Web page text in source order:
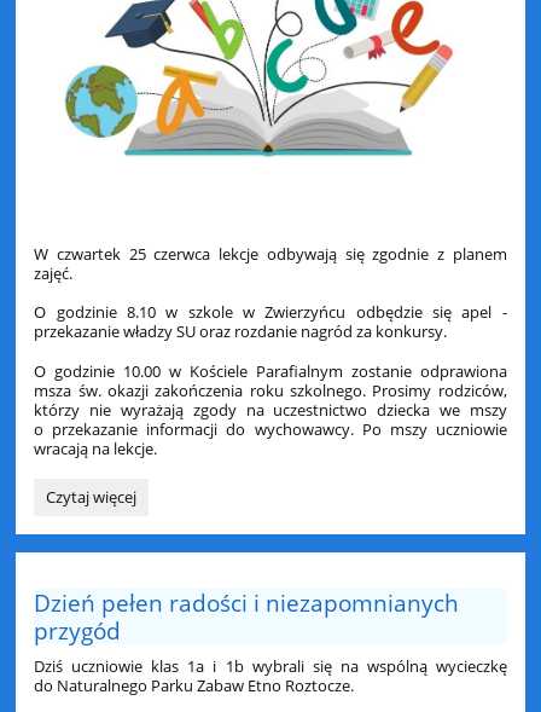
W czwartek 25 czerwca lekcje odbywają się zgodnie z planem
zajęć.
O godzinie 8.10 w szkole w Zwierzyńcu odbędzie się apel -
przekazanie władzy SU oraz rozdanie nagród za konkursy.
O godzinie 10.00 w Kościele Parafialnym zostanie odprawiona
msza św. okazji zakończenia roku szkolnego. Prosimy rodziców,
którzy nie wyrażają zgody na uczestnictwo dziecka we mszy
o przekazanie informacji do wychowawcy. Po mszy uczniowie
wracają na lekcje.
Informacja:
Czytaj więcej
Dzień pełen radości i niezapomnianych
przygód
Dziś uczniowie klas 1a i 1b wybrali się na wspólną wycieczkę
do Naturalnego Parku Zabaw Etno Roztocze.